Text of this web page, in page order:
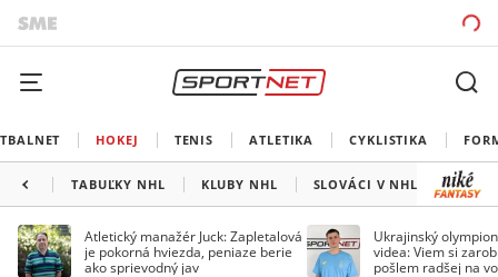
HOKEJ TENIS ATLETIKA CYKLISTIKA
TABUĽKY NHL KLUBY NHL SLOVÁCI V NHL
Atletický manažér Juck: Zapletalová
je pokorná hviezda, peniaze berie
ako sprievodný jav
Ukrajinský
videa: Viem si
pošlem radšej na